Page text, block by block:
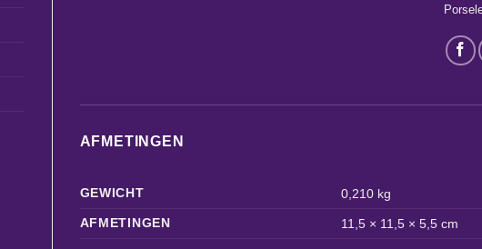
AFMETINGEN
GEWICHT
0,210 kg
AFMETINGEN
11,5 × 11,5 × 5,5 cm